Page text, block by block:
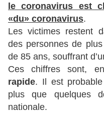
le coronavirus est
«du» coronavirus.
Les victimes restent
des personnes de
de 85 ans, souffrant
Ces chiffres sont,
rapide. Il est
plus que quelques
nationale.